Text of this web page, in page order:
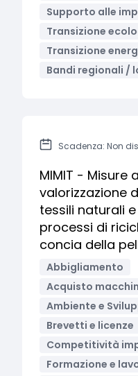
Supporto alle
Transizione
Transizione
Bandi regionali /
Scadenza: Non
MIMIT - Misure
valorizzazione
tessili naturali
processi di
concia della
Abbigliamento
Acquisto
Ambiente e
Brevetti e licenze
Competitività
Formazione e